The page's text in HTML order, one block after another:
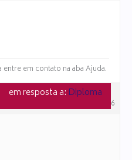
em contato na aba Ajuda.
em resposta a: Diploma
#151816